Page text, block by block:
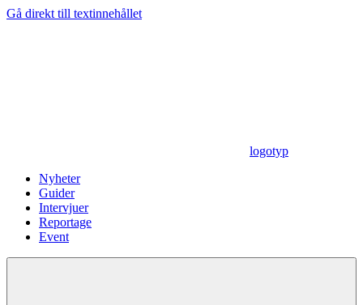
Gå direkt till textinnehållet
logotyp
Nyheter
Guider
Intervjuer
Reportage
Event